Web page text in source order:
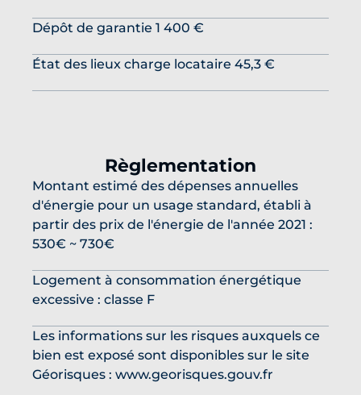
Dépôt de garantie 1 400 €
État des lieux charge locataire 45,3 €
Règlementation
Montant estimé des dépenses annuelles
d'énergie pour un usage standard, établi à
partir des prix de l'énergie de l'année 2021 :
530€ ~ 730€
Logement à consommation énergétique
excessive : classe F
Les informations sur les risques auxquels ce
bien est exposé sont disponibles sur le site
Géorisques : www.georisques.gouv.fr